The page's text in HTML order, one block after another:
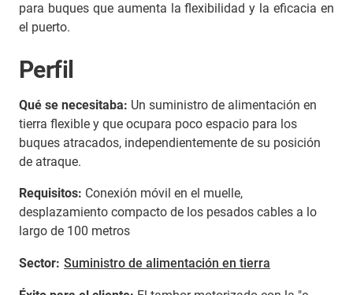
para buques que aumenta la flexibilidad y la eficacia en
el puerto.
Perfil
Qué se necesitaba: Un suministro de alimentación en
tierra flexible y que ocupara poco espacio para los
buques atracados, independientemente de su posición
de atraque.
Requisitos: Conexión móvil en el muelle,
desplazamiento compacto de los pesados cables a lo
largo de 100 metros
Sector: Suministro de alimentación en tierra